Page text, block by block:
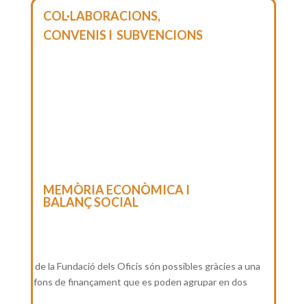
COL·LABORACIONS,
CONVENIS I SUBVENCIONS
MEMÒRIA ECONÒMICA I
BALANÇ SOCIAL
de la Fundació dels Oficis són possibles gràcies a una
de fons de finançament que es poden agrupar en dos